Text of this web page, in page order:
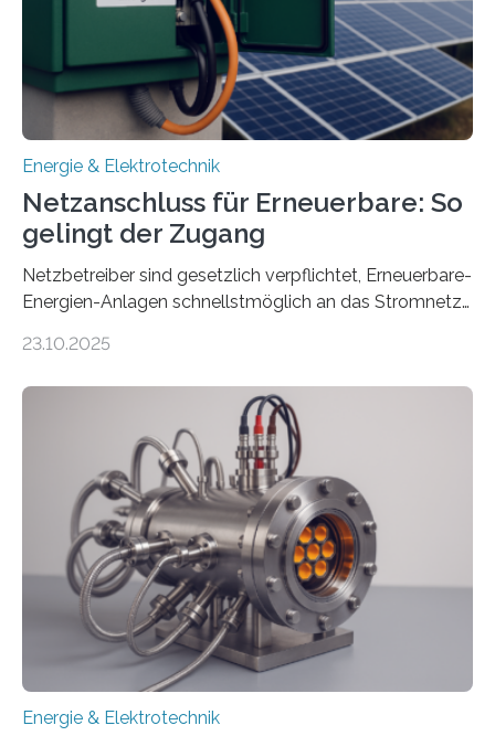
Millionen Euro, wovon 2,6 Millionen Euro durch das
Ministerium für Umwelt, Klima und…
Energie & Elektrotechnik
Netzanschluss für Erneuerbare: So
gelingt der Zugang
Netzbetreiber sind gesetzlich verpflichtet, Erneuerbare-
Energien-Anlagen schnellstmöglich an das Stromnetz
ermöglichen. Doch der dafür nötige Netzausbau hinkt
einem „Anschlussstau“. Die Stiftung
Umweltenergierecht hat den Rechtsrahmen in einem
neuen Bericht für die Praxis eingeordnet – inklusive der
Rolle von flexiblen Netzanschlussvereinbarungen. Der
Netzanschluss von Erneuerbare-Energien-Anlagen
(EE-Anlagen) ist entscheidend für die Energiewende.
Denn ohne Anschluss an das Netz kann kein Strom
eingespeist werden. Nach dem Erneuerbare-Energien-
Gesetz (EEG) sind Netzbetreiber…
23.10.2025
Energie & Elektrotechnik